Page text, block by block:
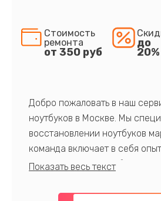
Стоимость
ремонта
от 350 руб
до
20%
Добро пожаловать в наш
ноутбуков в Москве. Мы
восстановлении ноутбуков
команда включает в себя
профессионалов с обширными
предлагаем быстрый и